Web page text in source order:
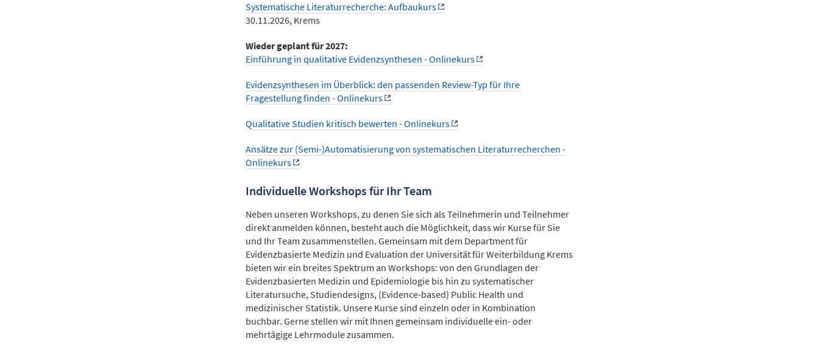
Systematische Literaturrecherche: Aufbaukurs
30.11.2026, Krems
Wieder geplant für 2027:
Einführung in qualitative Evidenzsynthesen - Onlinekurs
Evidenzsynthesen im Überblick: den passenden Review-Typ für Ihre
Fragestellung finden - Onlinekurs
Qualitative Studien kritisch bewerten - Onlinekurs
Ansätze zur (Semi-)Automatisierung von systematischen Literaturrecherchen -
Onlinekurs
Individuelle Workshops für Ihr Team
Neben unseren Workshops, zu denen Sie sich als Teilnehmerin und Teilnehmer
direkt anmelden können, besteht auch die Möglichkeit, dass wir Kurse für Sie
und Ihr Team zusammenstellen. Gemeinsam mit dem Department für
Evidenzbasierte Medizin und Evaluation der Universität für Weiterbildung Krems
bieten wir ein breites Spektrum an Workshops: von den Grundlagen der
Evidenzbasierten Medizin und Epidemiologie bis hin zu systematischer
Literatursuche, Studiendesigns, (Evidence-based) Public Health und
medizinischer Statistik. Unsere Kurse sind einzeln oder in Kombination
buchbar. Gerne stellen wir mit Ihnen gemeinsam individuelle ein- oder
mehrtägige Lehrmodule zusammen.